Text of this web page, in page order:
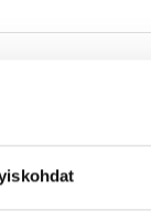
köpte